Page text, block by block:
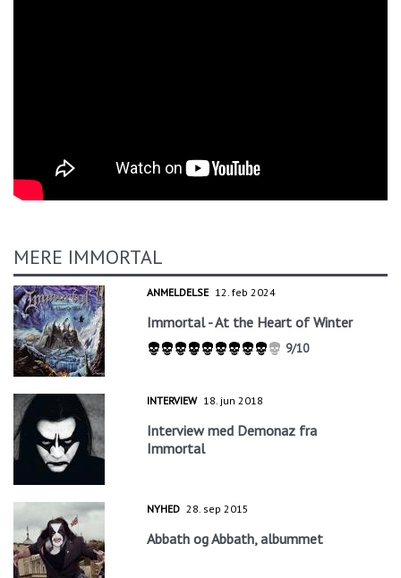
MERE IMMORTAL
ANMELDELSE 12. feb 2024
Immortal - At the Heart of Winter
9/10
INTERVIEW 18. jun 2018
Interview med Demonaz fra
Immortal
NYHED 28. sep 2015
Abbath og Abbath, albummet